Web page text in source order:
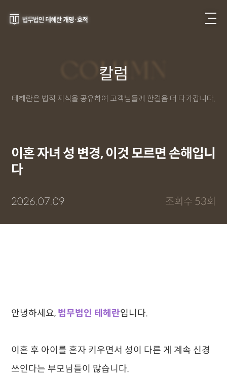
COLUMN
칼럼
테헤란은 법적 지식을 공유하여 고객님들께 한걸음 더 다가갑니다.
이혼 자녀 성 변경, 이것 모르면 손해입니
다
2026.07.09 조회수 53회
안녕하세요, 법무법인 테헤란입니다.
이혼 후 아이를 혼자 키우면서 성이 다른 게 계속 신경
쓰인다는 부모님들이 많습니다.